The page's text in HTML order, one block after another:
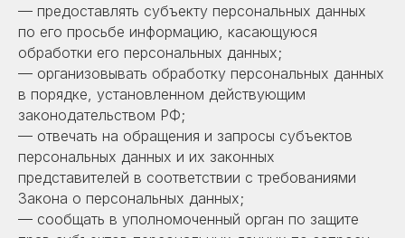
— предоставлять субъекту персональных данных
по его просьбе информацию, касающуюся
обработки его персональных данных;
— организовывать обработку персональных данных
в порядке, установленном действующим
законодательством РФ;
— отвечать на обращения и запросы субъектов
персональных данных и их законных
представителей в соответствии с требованиями
Закона о персональных данных;
— сообщать в уполномоченный орган по защите